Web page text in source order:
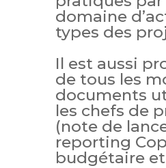
domaine
types des
Il est aussi
de tous les
documents
les chefs de
(note de
reporting
budgétaire